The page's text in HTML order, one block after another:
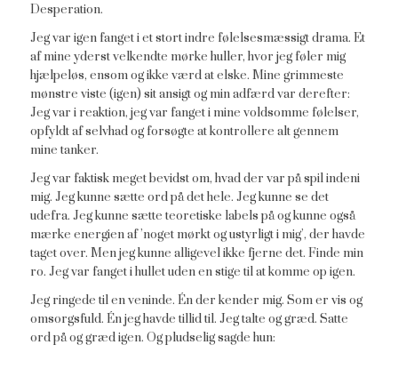
Desperation.
Jeg var igen fanget i et stort indre følelsesmæssigt drama. Et
af mine yderst velkendte mørke huller, hvor jeg føler mig
hjælpeløs, ensom og ikke værd at elske. Mine grimmeste
mønstre viste (igen) sit ansigt og min adfærd var derefter:
Jeg var i reaktion, jeg var fanget i mine voldsomme følelser,
opfyldt af selvhad og forsøgte at kontrollere alt gennem
mine tanker.
Jeg var faktisk meget bevidst om, hvad der var på spil indeni
mig. Jeg kunne sætte ord på det hele. Jeg kunne se det
udefra. Jeg kunne sætte teoretiske labels på og kunne også
mærke energien af ’noget mørkt og ustyrligt i mig’, der havde
taget over. Men jeg kunne alligevel ikke fjerne det. Finde min
ro. Jeg var fanget i hullet uden en stige til at komme op igen.
Jeg ringede til en veninde. Én der kender mig. Som er vis og
omsorgsfuld. Én jeg havde tillid til. Jeg talte og græd. Satte
ord på og græd igen. Og pludselig sagde hun: